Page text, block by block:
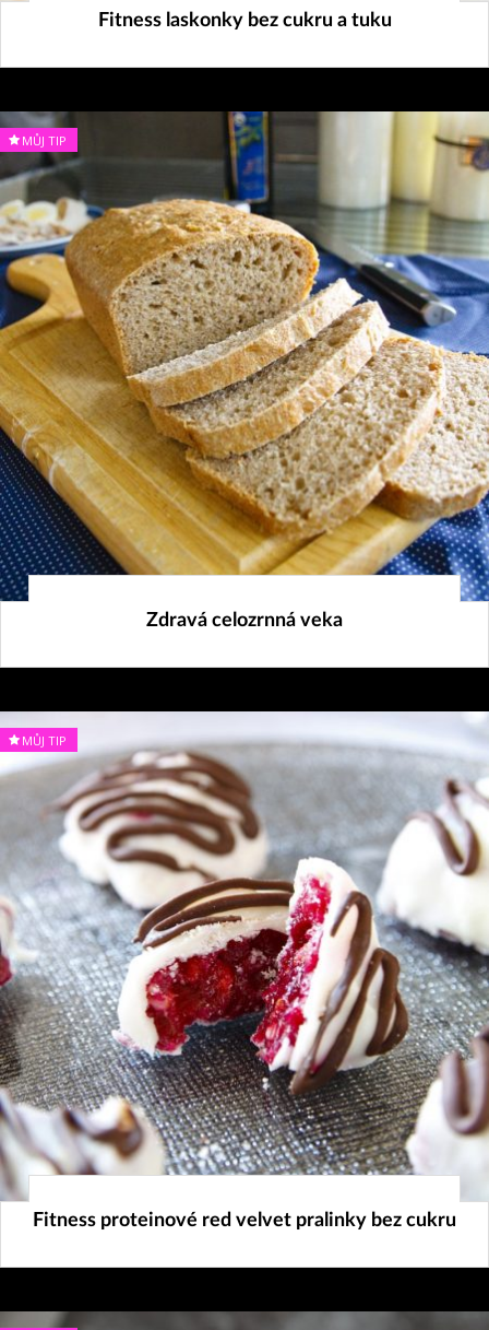
8. 12. 2021
Fitness laskonky bez cukru a tuku
MŮJ TIP
17. 12. 2018
Zdravá celozrnná veka
MŮJ TIP
18. 12. 2019
Fitness proteinové red velvet pralinky bez cukru